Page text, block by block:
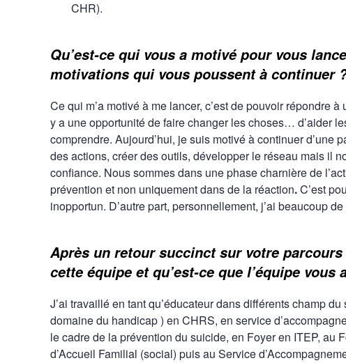
CHR).
Qu’est-ce qui vous a motivé pour vous
motivations qui vous poussent à continuer
Ce qui m’a motivé à me lancer, c’est de pouvoir répondre
y a une opportunité de faire changer les choses… d’aider
comprendre. Aujourd’hui, je suis motivé à continuer
des actions, créer des outils, développer le réseau mais il
confiance. Nous sommes dans une phase charnière de
prévention et non uniquement dans de la réaction.C’est
inopportun. D’autre part, personnellement, j’ai beaucoup
Après un retour succinct sur votre
cette équipe et qu’est-ce que l’équipe vous
J’ai travaillé en tant qu’éducateur dans différents champ
domaine du handicap ) en CHRS, en service
le cadre de la prévention du suicide, en Foyer en ITEP, au
d’Accueil Familial (social) puis au Service